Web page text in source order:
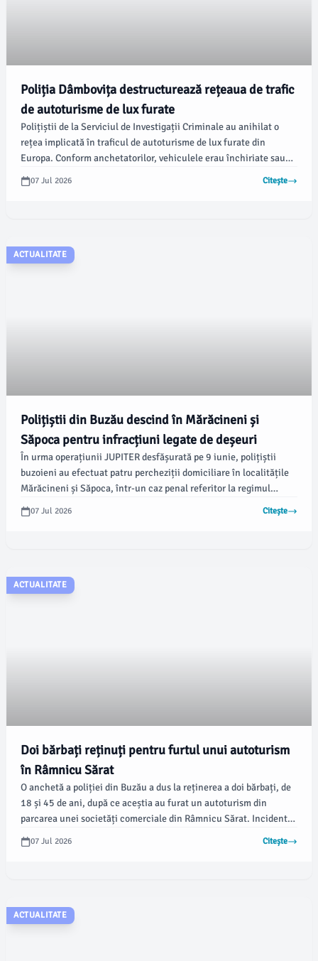
Poliția Dâmbovița destructurează rețeaua de trafic
de autoturisme de lux furate
Polițiștii de la Serviciul de Investigații Criminale au anihilat o
rețea implicată în traficul de autoturisme de lux furate din
Europa. Conform anchetatorilor, vehiculele erau închiriate sau
luate în leasing în alte țări europene și apoi vândute în România
cu acte false.
07 Jul 2026 Citește
ACTUALITATE
Polițiștii din Buzău descind în Mărăcineni și
Săpoca pentru infracțiuni legate de deșeuri
În urma operațiunii JUPITER desfășurată pe 9 iunie, polițiștii
buzoieni au efectuat patru percheziții domiciliare în localitățile
Mărăcineni și Săpoca, într-un caz penal referitor la regimul
deșeurilor. Doi bărbați de 43 și 47 de ani au fost reținuți pentru
24 de ore, fiind suspectați de comiterea de infracțiuni în acest
07 Jul 2026 Citește
ACTUALITATE
Doi bărbați reținuți pentru furtul unui autoturism
în Râmnicu Sărat
O anchetă a poliției din Buzău a dus la reținerea a doi bărbați, de
18 și 45 de ani, după ce aceștia au furat un autoturism din
parcarea unei societăți comerciale din Râmnicu Sărat. Incidentul
a fost sesizat pe 19 mai de către un bărbat de 23 de ani, care a
observat lipsa vehiculului său.
07 Jul 2026 Citește
ACTUALITATE